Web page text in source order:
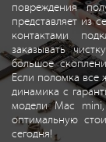
повреждения
представляет из
контактами
заказывать
большое
Если поломка
динамика с
модели Mac
оптимальную
сегодня!